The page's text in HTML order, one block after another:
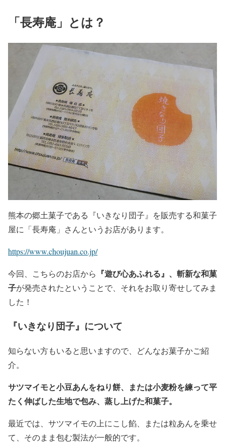
「長寿庵」とは？
熊本の郷土菓子である『いきなり団子』を販売する和菓子
屋に「長寿庵」さんというお店があります。
https://www.choujuan.co.jp/
今回、こちらのお店から 『遊び心あふれる』、斬新な和菓
子が発売されたということで、それをお取り寄せしてみま
した！
『いきなり団子』について
知らない方もいると思いますので、どんなお菓子かご紹
介。
サツマイモと小豆あんをねり餅、または小麦粉を練って平
たく伸ばした生地で包み、蒸し上げた和菓子。
最近では、サツマイモの上にこし餡、または粒あんを乗せ
て、そのまま包む製法が一般的です。